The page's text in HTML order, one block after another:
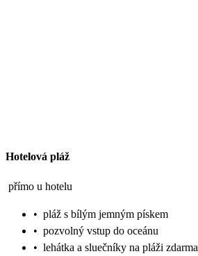
Hotelová pláž
přímo u hotelu
• pláž s bílým jemným pískem
• pozvolný vstup do oceánu
• lehátka a sluečníky na pláži zdarma